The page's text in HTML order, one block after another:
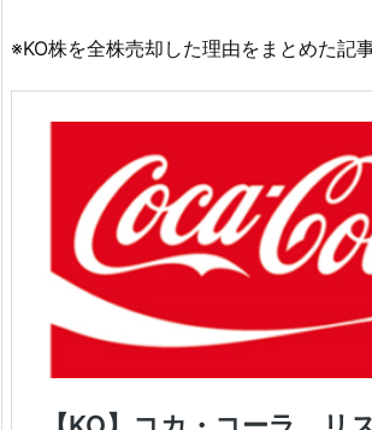
※KO株を全株売却した理由をまとめた記事